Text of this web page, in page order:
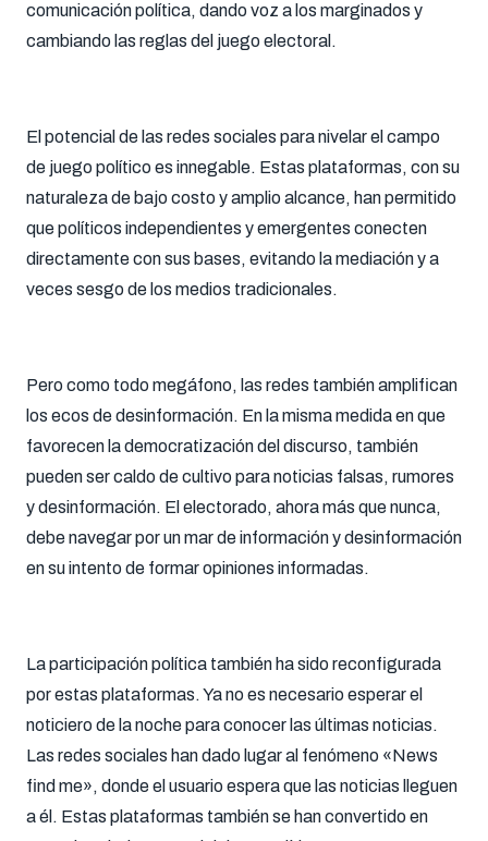
comunicación política, dando voz a los marginados y
cambiando las reglas del juego electoral.
El potencial de las redes sociales para nivelar el campo
de juego político es innegable. Estas plataformas, con su
naturaleza de bajo costo y amplio alcance, han permitido
que políticos independientes y emergentes conecten
directamente con sus bases, evitando la mediación y a
veces sesgo de los medios tradicionales.
Pero como todo megáfono, las redes también amplifican
los ecos de desinformación. En la misma medida en que
favorecen la democratización del discurso, también
pueden ser caldo de cultivo para noticias falsas, rumores
y desinformación. El electorado, ahora más que nunca,
debe navegar por un mar de información y desinformación
en su intento de formar opiniones informadas.
La participación política también ha sido reconfigurada
por estas plataformas. Ya no es necesario esperar el
noticiero de la noche para conocer las últimas noticias.
Las redes sociales han dado lugar al fenómeno «News
find me», donde el usuario espera que las noticias lleguen
a él. Estas plataformas también se han convertido en